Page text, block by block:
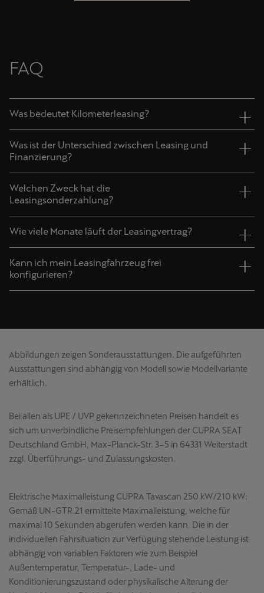
FAQ
Was bedeutet Kilometerleasing?
Was ist der Unterschied zwischen Leasing und
Finanzierung?
Welchen Zweck hat die
Leasingsonderzahlung?
Wie viele Monate läuft der Leasingvertrag?
Kann ich mein Leasingfahrzeug frei
konfigurieren?
Abbildungen zeigen Sonderausstattungen. Die aufgeführten
Ausstattungen sind abhängig von Modell sowie Modellvariante
erhältlich.
Bei allen als UPE / UVP gekennzeichneten Preisen handelt es
sich um unverbindliche Preisempfehlungen der CUPRA SEAT
Deutschland GmbH, Max-Planck-Str. 3–5 in 64331 Weiterstadt
zzgl. Überführungs- und Zulassungskosten.
Elektrische Maximalleistung CUPRA Tavascan 250 kW/210 kW:
Gemäß UN-GTR.21 ermittelte Maximalleistung, welche für
maximal 10 Sekunden abgerufen werden kann. Die in der
individuellen Fahrsituation zur Verfügung stehende Leistung ist
abhängig von variablen Faktoren wie zum Beispiel
Außentemperatur, Temperatur-, Lade- und
Konditionierungszustand oder physikalische Alterung der